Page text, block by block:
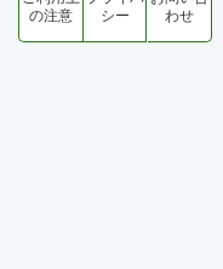
の注意
シー
わせ